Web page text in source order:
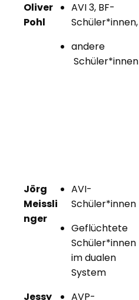
Oliver
Pohl
AVI 3, BF-
Schüler*innen,
andere
Schüler*innen
Jörg
Meissli
nger
AVI-
Schüler*innen
Geflüchtete
Schüler*innen
im dualen
System
Jessy
AVP-